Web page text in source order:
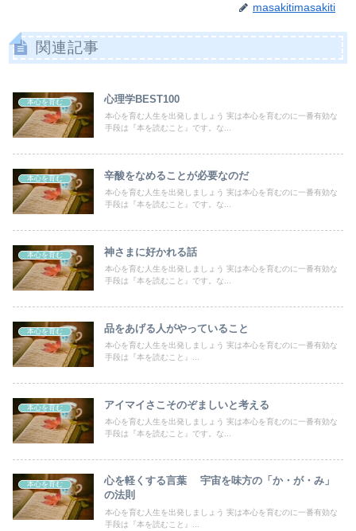
masakitimasakiti
関連記事
本心を育む 心理学BEST100
本心を育む人生を出発しましょう 実は本心を育むのに一番有効な
手段は『本を読むこと』です。な...
本心を育む 辛酸をなめることが必要なのだ
本心を育む人生を出発しましょう 実は本心を育むのに一番有効な
手段は『本を読むこと』です。な...
本心を育む 神さまに好かれる話
本心を育む人生を出発しましょう 実は本心を育むのに一番有効な
手段は『本を読むこと』です。な...
本心を育む 品をあげる人がやっていること
本心を育む人生を出発しましょう 実は本心を育むのに一番有効な
手段は『本を読むこと』...
本心を育む アイマイさこそのぞましいと考える
本心を育む人生を出発しましょう 実は本心を育むのに一番有効な
手段は『本を読むこと』です。な...
本心を育む
心を軽くする言葉 宇宙を味方の「か・が・み」
の法則
本心を育む人生を出発しましょう 実は本心を育むのに一番有効な
手段は『本を読むこと』...